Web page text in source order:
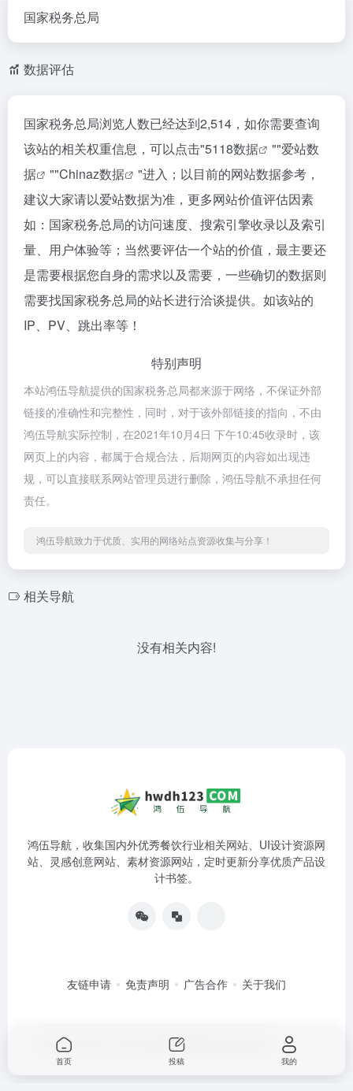
国家税务总局
数据评估
国家税务总局浏览人数已经达到2,514，如你需要查询
该站的相关权重信息，可以点击"5118数据 ""爱站数
据
""Chinaz数据
"进入；以目前的网站数据参考，
建议大家请以爱站数据为准，更多网站价值评估因素
如：国家税务总局的访问速度、搜索引擎收录以及索引
量、用户体验等；当然要评估一个站的价值，最主要还
是需要根据您自身的需求以及需要，一些确切的数据则
需要找国家税务总局的站长进行洽谈提供。如该站的
IP、PV、跳出率等！
特别声明
本站鸿伍导航提供的国家税务总局都来源于网络，不保证外部
链接的准确性和完整性，同时，对于该外部链接的指向，不由
鸿伍导航实际控制，在2021年10月4日 下午10:45收录时，该
网页上的内容，都属于合规合法，后期网页的内容如出现违
规，可以直接联系网站管理员进行删除，鸿伍导航不承担任何
责任。
鸿伍导航致力于优质、实用的网络站点资源收集与分享！
相关导航
没有相关内容!
鸿伍导航，收集国内外优秀餐饮行业相关网站、UI设计资源网
站、灵感创意网站、素材资源网站，定时更新分享优质产品设
计书签。
友链申请 免责声明 广告合作 关于我们
Copyright © 2019 - 2022 鸿伍科技湘ICP备19003446号-2
首页 投稿 我的